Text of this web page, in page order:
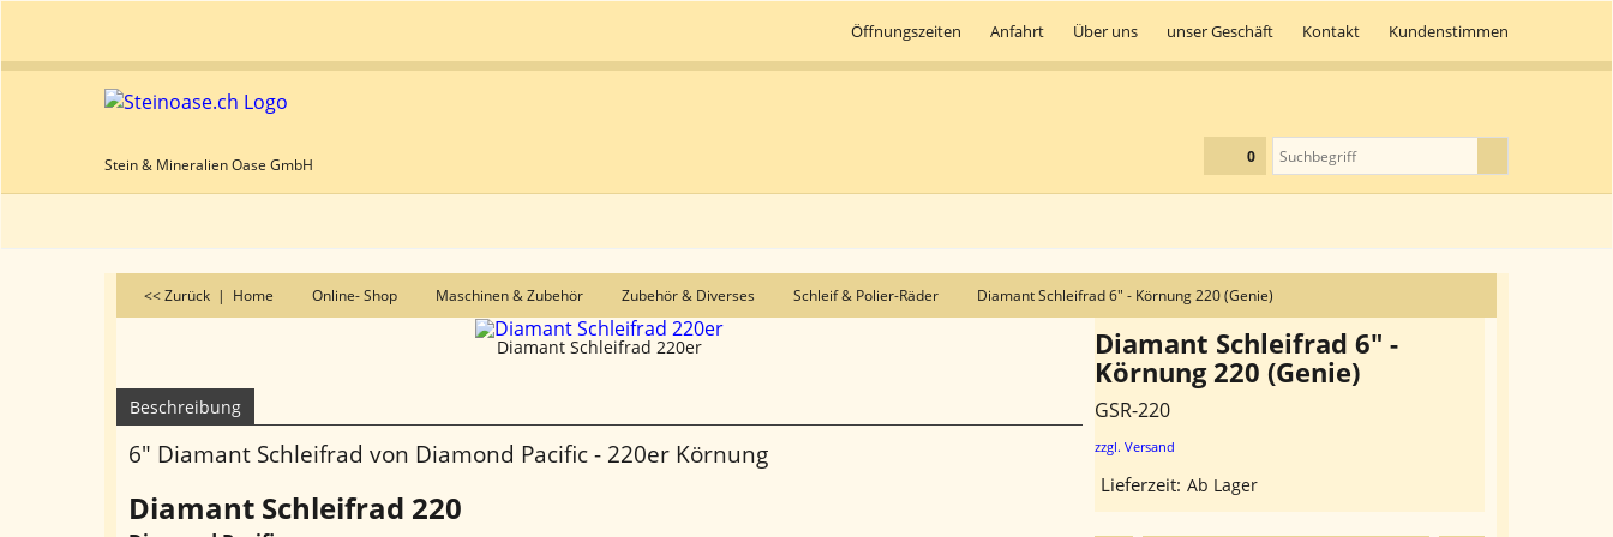
Öffnungszeiten Anfahrt Über uns unser Geschäft Kontakt Kundenstimmen
Stein & Mineralien Oase GmbH 0
<< Zurück | Home Online- Shop Maschinen & Zubehör Zubehör & Diverses Schleif & Polier-Räder Diamant Schleifrad 6" - Körnung 220 (Genie)
Diamant Schleifrad 220er Diamant Schleifrad 6" -
Körnung 220 (Genie)
GSR-220
zzgl. Versand
Lieferzeit: Ab Lager
Beschreibung
6" Diamant Schleifrad von Diamond Pacific - 220er Körnung
Diamant Schleifrad 220